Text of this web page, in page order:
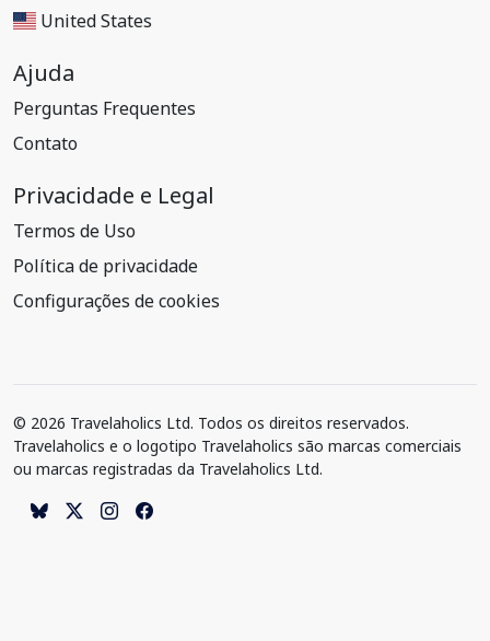
United States
Ajuda
Perguntas Frequentes
Contato
Privacidade e Legal
Termos de Uso
Política de privacidade
Configurações de cookies
© 2026 Travelaholics Ltd. Todos os direitos reservados.
Travelaholics e o logotipo Travelaholics são marcas comerciais
ou marcas registradas da Travelaholics Ltd.